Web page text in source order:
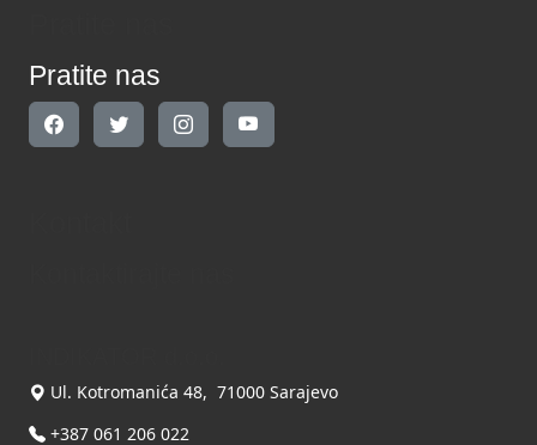
Pratite nas
Ul. Kotromanića 48, 71000 Sarajevo
+387 061 206 022